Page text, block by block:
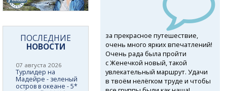
за прекрасное путешествие,
очень много ярких впечатлений!
Очень рада была пройти
с Женечкой новый, такой
увлекательный маршрут. Удачи
в твоём нелёгком труде и чтобы
ПОСЛЕДНИЕ
НОВОСТИ
07 августа 2026
Турлидер на
Мадейре - зеленый
остров в океане - 5*